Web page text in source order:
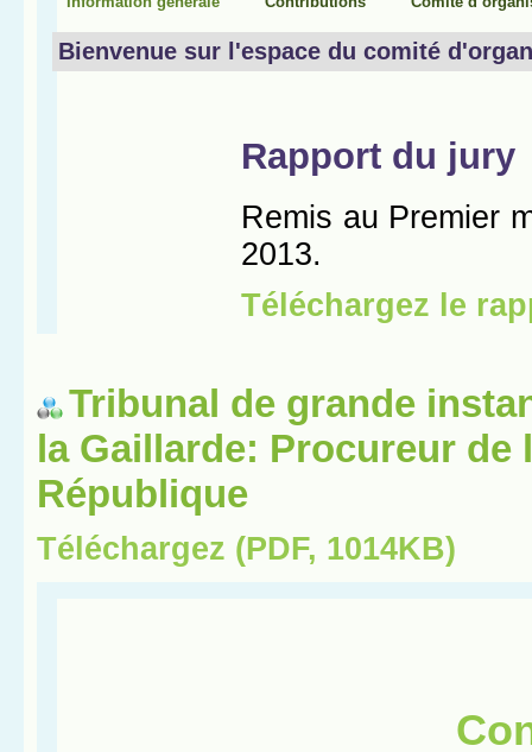
Tribunal de grande
la Gaillarde: Procureur de
République
Téléchargez (PDF, 1014KB)